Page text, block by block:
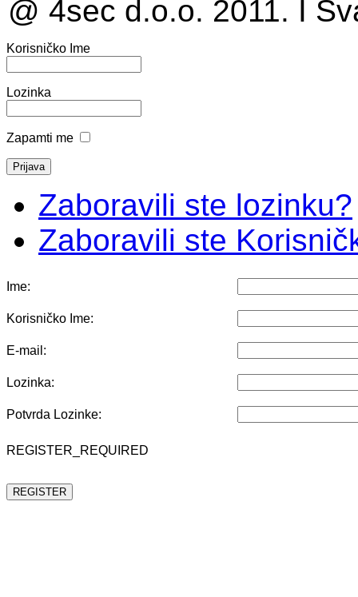
@ 4sec d.o.o. 2011. I
Korisničko Ime
Lozinka
Zapamti me
Zaboravili ste lozinku?
Zaboravili ste
Ime:
Korisničko Ime:
E-mail:
Lozinka:
Potvrda Lozinke:
REGISTER_REQUIRED
REGISTER